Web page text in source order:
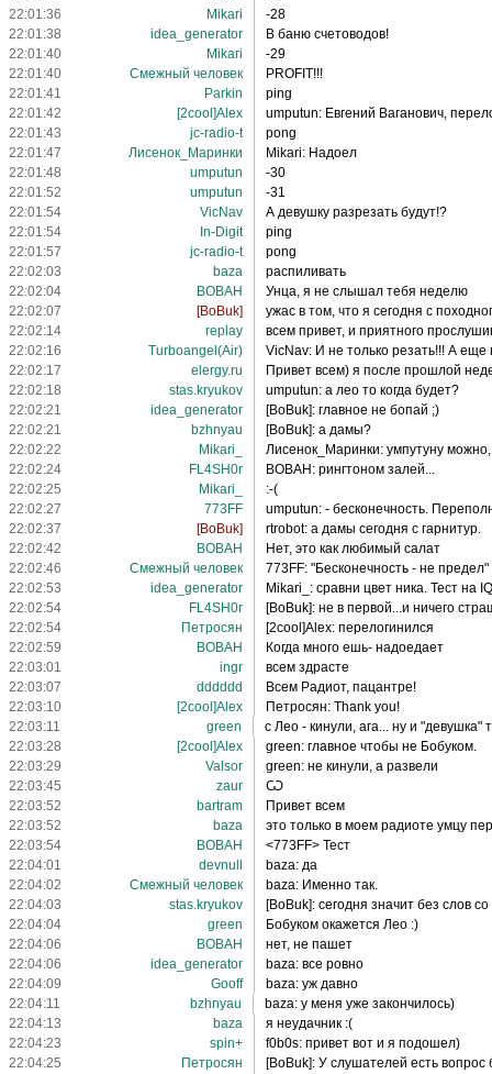
22:01:36
Mikari
-28
22:01:38
idea_generator
В баню счетоводов!
22:01:40
Mikari
-29
22:01:40
Смежный человек
PROFIT!!!
22:01:41
Parkin
ping
22:01:42
[2cool]Alex
umрutun: Евгений Ваганович,
22:01:43
jc-radio-t
pong
22:01:47
Лисенок_Маринки
Mikari: Надоел
22:01:48
umрutun
-30
22:01:52
umрutun
-31
22:01:54
VicNav
А девушку разрезать будут!?
22:01:54
In-Digit
ping
22:01:57
jc-radio-t
pong
22:02:03
baza
распиливать
22:02:04
BOBAH
Унца, я не слышал тебя неделю
22:02:07
[BoBuk]
ужас в том, что я сегодня с
22:02:14
replay
всем привет, и приятного
22:02:16
Turboangel(Air)
VicNav: И не только резать!!! А еще
22:02:17
elergy.ru
Привет всем) я после прошлой
22:02:18
stas.kryukov
umputun: а лео то когда будет?
22:02:21
idea_generator
[BoBuk]: главное не бопай ;)
22:02:21
bzhnyau
[BoBuk]: а дамы?
22:02:22
Mikari_
Лисенок_Маринки: умпутуну
22:02:24
FL4SH0r
BOBAH: рингтоном залей...
22:02:25
Mikari_
:-(
22:02:27
773FF
umрutun: - бесконечность.
22:02:37
[BoBuk]
rtrobot: а дамы сегодня с гарнитур.
22:02:42
BOBAH
Нет, это как любимый салат
22:02:46
Смежный человек
773FF: "Бесконечность - не предел"
22:02:53
idea_generator
Mikari_: сравни цвет ника. Тест на
22:02:54
FL4SH0r
[BoBuk]: не в первой...и ничего
22:02:54
Петросян
[2cool]Alex: перелогинился
22:02:59
BOBAH
Когда много ешь- надоедает
22:03:01
ingr
всем здрасте
22:03:07
dddddd
Всем Радиот, пацантре!
22:03:10
[2cool]Alex
Петросян: Thank you!
22:03:11
green
с Лео - кинули, ага... ну и
22:03:28
[2cool]Alex
green: главное чтобы не Бобуком.
22:03:29
Valsor
green: не кинули, а развели
22:03:45
zaur
Ѡ
22:03:52
bartram
Привет всем
22:03:52
baza
это только в моем радиоте умцу
22:03:54
BOBAH
<773FF> Тест
22:04:01
devnull
baza: да
22:04:02
Смежный человек
baza: Именно так.
22:04:03
stas.kryukov
[BoBuk]: сегодня значит без слов
22:04:04
green
Бобуком окажется Лео :)
22:04:06
BOBAH
нет, не пашет
22:04:06
idea_generator
baza: все ровно
22:04:09
Gooff
baza: уж давно
22:04:11
bzhnyau
baza: у меня уже закончилось)
22:04:13
baza
я неудачник :(
22:04:23
spin+
f0b0s: привет вот и я подошел)
22:04:25
Петросян
[BoBuk]: У слушателей есть вопрос